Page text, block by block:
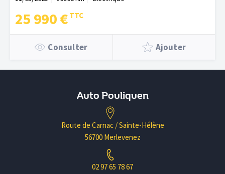
25 990 €
Consulter Ajouter
Auto Pouliquen
Route de Carnac / Sainte-Hélène
56700 Merlevenez
02 97 65 78 67